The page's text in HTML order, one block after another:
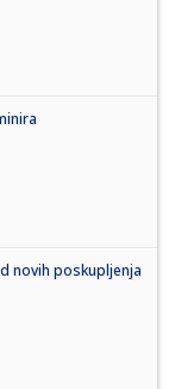
novih poskupljenja